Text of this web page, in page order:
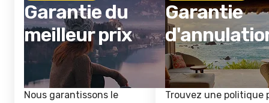
Garantie du
meilleur prix
Nous garantissons le
Garantie
Trouvez une politique